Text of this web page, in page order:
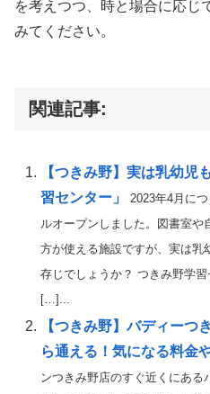
を考えつつ、時と場合に応じ
みてください。
関連記事:
【つきみ野】実は乳幼児
習センター」 2023年4月に
ルオープンしました。図書室
方が使える施設ですが、実は乳
存じでしょうか？ つきみ野学
[…]...
【つきみ野】バディーつ
ら通える！気になる料金
ンつきみ野店のすぐ近くにある